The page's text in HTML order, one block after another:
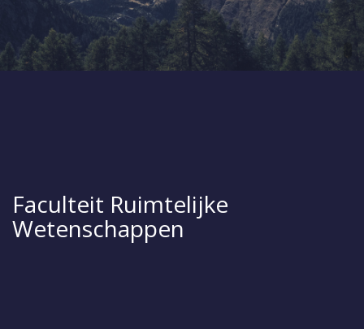
Faculteit Ruimtelijke
Wetenschappen